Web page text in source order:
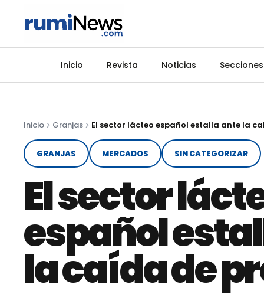
Inicio Revista Noticias
Inicio Granjas
GRANJAS MERCADOS SIN CATEGORIZAR
El sector
español
la caída de